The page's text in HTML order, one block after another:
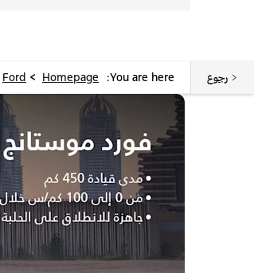
رجوع You are here:
Homepage
>
Ford